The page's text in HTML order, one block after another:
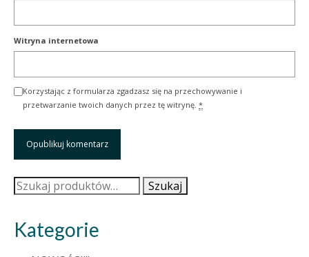
Witryna internetowa
Korzystając z formularza zgadzasz się na przechowywanie i
przetwarzanie twoich danych przez tę witrynę. *
Szukaj: Szukaj
Kategorie